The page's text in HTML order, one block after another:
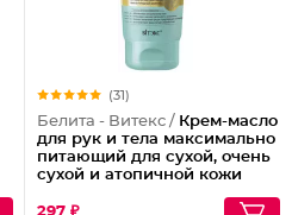
(31)
Белита - Витекс / Крем-масло
для рук и тела максимально
питающий для сухой, очень
сухой и атопичной кожи